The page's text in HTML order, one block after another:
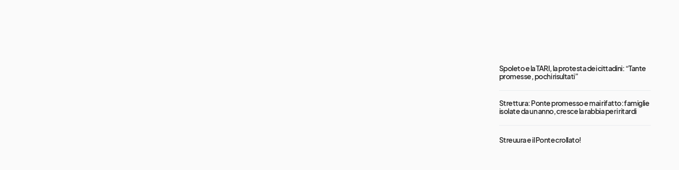
Spoleto e la TARI, la protesta dei cittadini: “Tante
promesse, pochi risultati”
Strettura: Ponte promesso e mai rifatto: famiglie
isolate da un anno, cresce la rabbia per i ritardi
Streuura e il Ponte crollato!